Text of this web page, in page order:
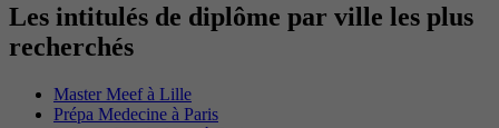
Les intitulés de diplôme par ville les plus
recherchés
Master Meef à Lille
Prépa Medecine à Paris